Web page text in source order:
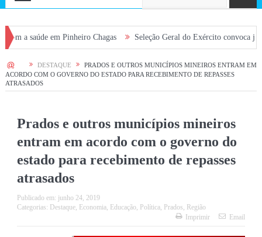
em Pinheiro Chagas Seleção Geral do Exército convoca jovens
HOME DESTAQUE
PRADOS E OUTROS MUNICÍPIOS MINEIROS ENTRAM EM
ACORDO COM O GOVERNO DO ESTADO PARA RECEBIMENTO DE REPASSES
ATRASADOS
Prados e outros municípios mineiros
entram em acordo com o governo do
estado para recebimento de repasses
atrasados
Publicado em: junho 24, 2019
Categorias: Destaque, Economia, Educação, Política, Prados, Região
Imprimir
Email